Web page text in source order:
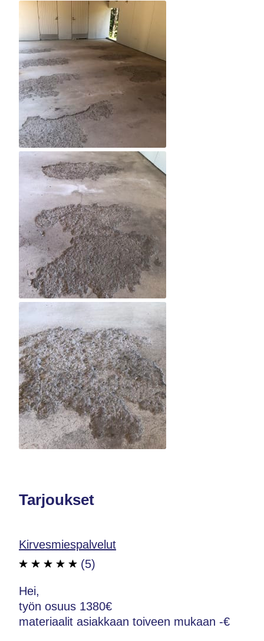
Tarjoukset
Kirvesmiespalvelut
(5)
Hei,
työn osuus 1380€
materiaalit asiakkaan toiveen mukaan -€